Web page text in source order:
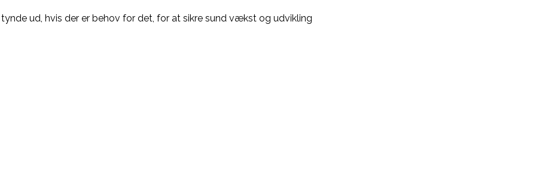
ud, hvis der er behov for det, for at sikre sund vækst og udvikling